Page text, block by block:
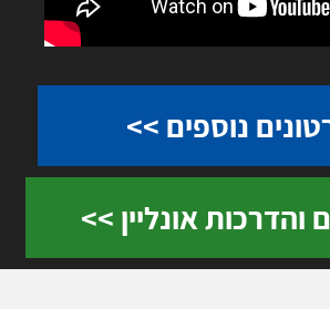
נוספים >>
והדרכות אונליין >>